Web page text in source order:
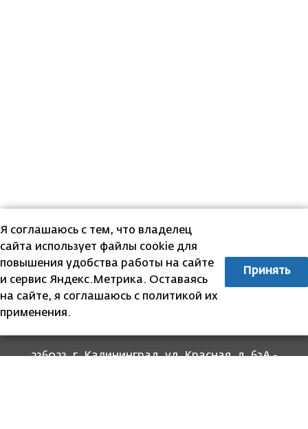
236023, г. Калининград, ул. Красная, д. 63А -
Я соглашаюсь с тем, что владелец
сайта использует файлы cookie для
повышения удобства работы на сайте
и сервис Яндекс.Метрика. Оставаясь
на сайте, я соглашаюсь с политикой их
применения.
Принять